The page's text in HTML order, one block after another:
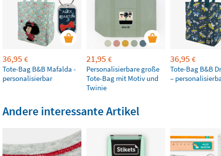
36,95 €
Tote-Bag B&B Mafalda -
personalisierbar
21,95 €
Personalisierbare große
Tote-Bag mit Motiv und
Twinie
36,95 €
Tote-Bag B&B
–
Andere interessante Artikel